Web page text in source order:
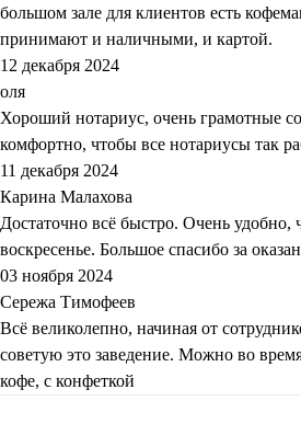
большом зале для клиентов есть
принимают и наличными, и картой.
12 декабря 2024
оля
Хороший нотариус, очень грамотные
комфортно, чтобы все нотариусы так
11 декабря 2024
Карина Малахова
Достаточно всё быстро. Очень удобно,
воскресенье. Большое спасибо за
03 ноября 2024
Сережа Тимофеев
Всё великолепно, начиная от
советую это заведение. Можно во
кофе, с конфеткой